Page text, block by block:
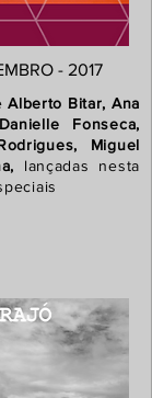
- 2017
Alberto Bitar, Ana
Fonseca,
Miguel
lançadas nesta